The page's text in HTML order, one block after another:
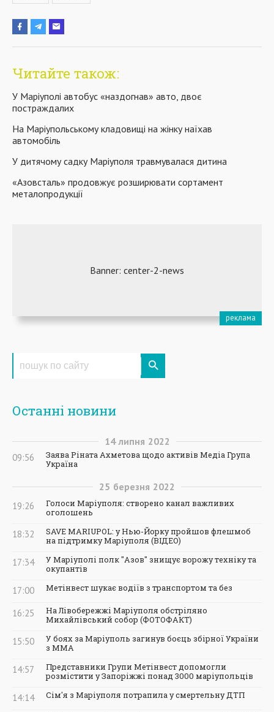
Читайте також:
У Маріуполі автобус «наздогнав» авто, двоє
постраждалих
На Маріупольському кладовищі на жінку наїхав
автомобіль
У дитячому садку Маріуполя травмувалася дитина
«Азовсталь» продовжує розширювати сортамент
металопродукції
Останні новини
14 липня 2022
09:56
Заява Ріната Ахметова щодо активів Медіа Група
Україна
25 березня 2022
19:26
Голоси Маріуполя: створено канал важливих
оголошень
18:32
SAVE MARIUPOL: у Нью-Йорку пройшов флешмоб
на підтримку Маріуполя (ВІДЕО)
17:34
У Маріуполі полк "Азов" знищує ворожу техніку та
окупантів
17:00 Метінвест шукає водіїв з транспортом та без
16:25
На Лівобережжі Маріуполя обстріляно
Михайлівський собор (ФОТОФАКТ)
15:50
У боях за Маріуполь загинув боєць збірної України
з ММА
14:57
Представники Групи Метінвест допомогли
розмістити у Запоріжжі понад 3000 маріупольців
14:14 Сім'я з Маріуполя потрапила у смертельну ДТП